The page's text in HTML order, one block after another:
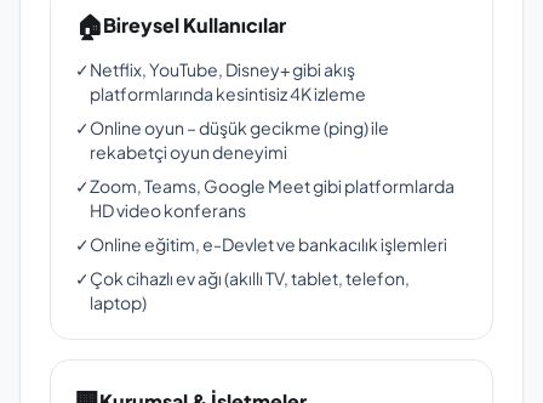
🏠Bireysel Kullanıcılar
✓Netflix, YouTube, Disney+ gibi akış
platformlarında kesintisiz 4K izleme
✓Online oyun – düşük gecikme (ping) ile
rekabetçi oyun deneyimi
✓Zoom, Teams, Google Meet gibi platformlarda
HD video konferans
✓Online eğitim, e-Devlet ve bankacılık işlemleri
✓Çok cihazlı ev ağı (akıllı TV, tablet, telefon,
laptop)